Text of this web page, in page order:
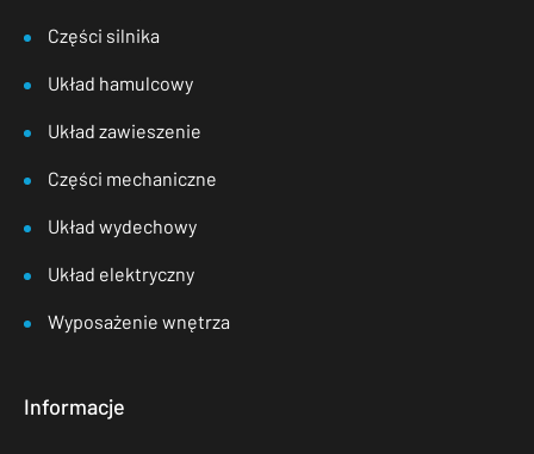
Części silnika
Układ hamulcowy
Układ zawieszenie
Części mechaniczne
Układ wydechowy
Układ elektryczny
Wyposażenie wnętrza
Informacje